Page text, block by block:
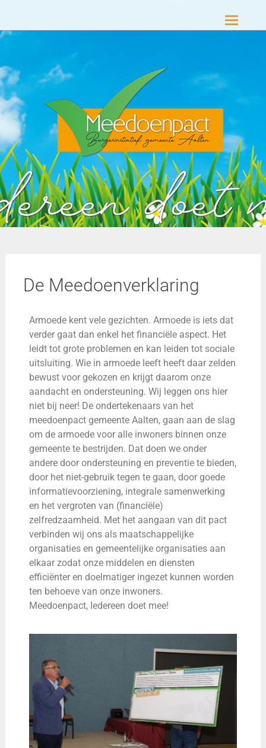
De Meedoenverklaring
Armoede kent vele gezichten. Armoede is iets dat
verder gaat dan enkel het financiële aspect. Het
leidt tot grote problemen en kan leiden tot sociale
uitsluiting. Wie in armoede leeft heeft daar zelden
bewust voor gekozen en krijgt daarom onze
aandacht en ondersteuning. Wij leggen ons hier
niet bij neer! De ondertekenaars van het
meedoenpact gemeente Aalten, gaan aan de slag
om de armoede voor alle inwoners binnen onze
gemeente te bestrijden. Dat doen we onder
andere door ondersteuning en preventie te bieden,
door het niet-gebruik tegen te gaan, door goede
informatievoorziening, integrale samenwerking
en het vergroten van (financiële)
zelfredzaamheid. Met het aangaan van dit pact
verbinden wij ons als maatschappelijke
organisaties en gemeentelijke organisaties aan
elkaar zodat onze middelen en diensten
efficiënter en doelmatiger ingezet kunnen worden
ten behoeve van onze inwoners.
Meedoenpact, Iedereen doet mee!